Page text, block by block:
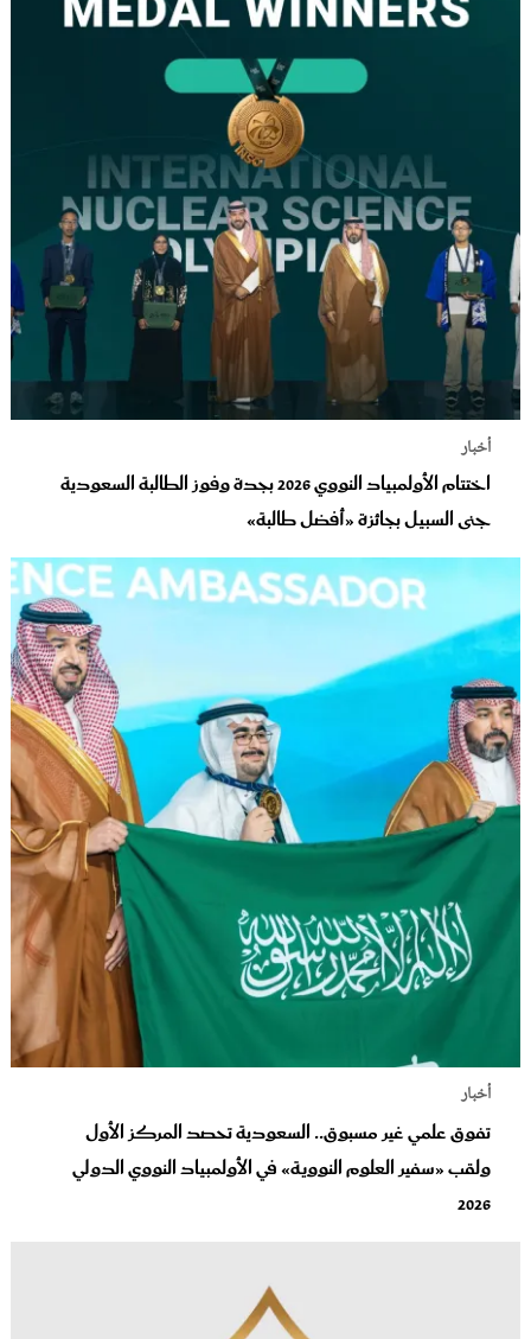
أخبار
اختتام الأولمبياد النووي 2026 بجدة وفوز الطالبة السعودية
جنى السبيل بجائزة «أفضل طالبة»
أخبار
تفوق علمي غير مسبوق.. السعودية تحصد المركز الأول
ولقب «سفير العلوم النووية» في الأولمبياد النووي الدولي
2026